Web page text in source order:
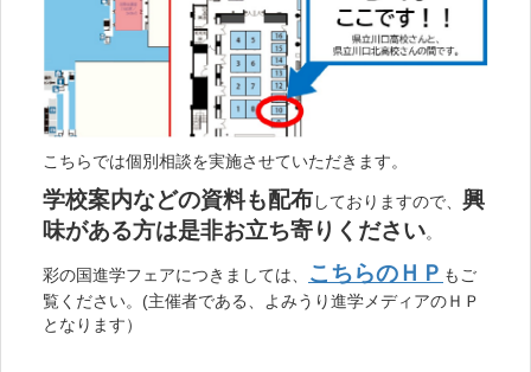
こちらでは個別相談を実施させていただきます。
学校案内などの資料も配布しておりますので、 興
味がある方は是非お立ち寄りください。
彩の国進学フェアにつきましては、 こちらのＨＰ もご
覧ください。(主催者である、よみうり進学メディアのＨＰ
となります）